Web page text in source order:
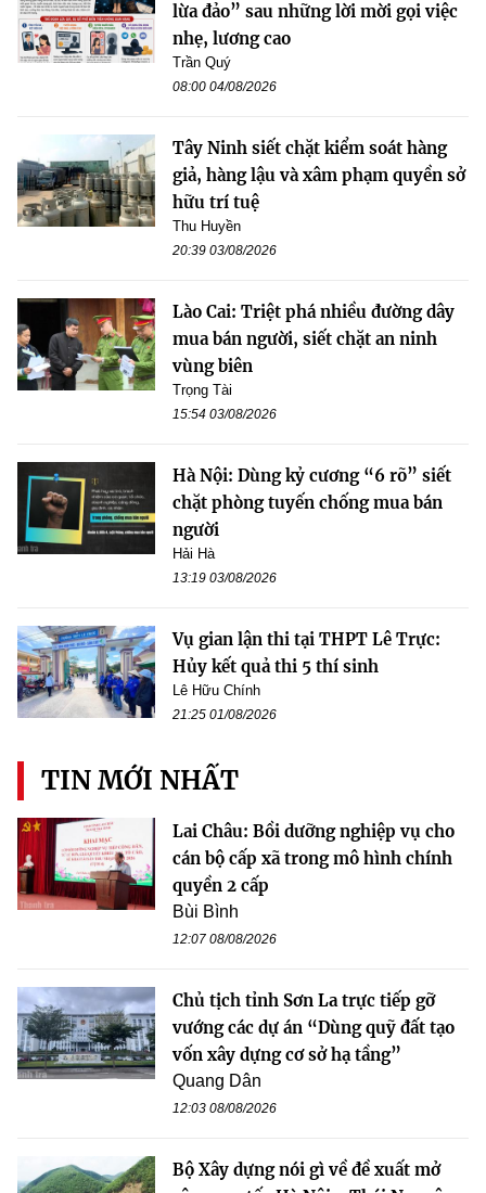
lừa đảo” sau những lời mời gọi việc
nhẹ, lương cao
Trần Quý
08:00 04/08/2026
Tây Ninh siết chặt kiểm soát hàng
giả, hàng lậu và xâm phạm quyền sở
hữu trí tuệ
Thu Huyền
20:39 03/08/2026
Lào Cai: Triệt phá nhiều đường dây
mua bán người, siết chặt an ninh
vùng biên
Trọng Tài
15:54 03/08/2026
Hà Nội: Dùng kỷ cương “6 rõ” siết
chặt phòng tuyến chống mua bán
người
Hải Hà
13:19 03/08/2026
Vụ gian lận thi tại THPT Lê Trực:
Hủy kết quả thi 5 thí sinh
Lê Hữu Chính
21:25 01/08/2026
TIN MỚI NHẤT
Lai Châu: Bồi dưỡng nghiệp vụ cho
cán bộ cấp xã trong mô hình chính
quyền 2 cấp
Bùi Bình
12:07 08/08/2026
Chủ tịch tỉnh Sơn La trực tiếp gỡ
vướng các dự án “Dùng quỹ đất tạo
vốn xây dựng cơ sở hạ tầng”
Quang Dân
12:03 08/08/2026
Bộ Xây dựng nói gì về đề xuất mở